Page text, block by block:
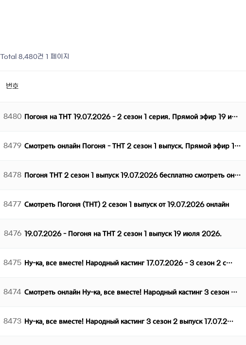
Total 8,480건 1 페이지
번호
8480 Погоня на ТНТ 19.07.2026 - 2 сезон 1 серия. Прямой эфир 19 и…
8479 Смотреть онлайн Погоня - ТНТ 2 сезон 1 выпуск. Прямой эфир 1…
8478 Погоня ТНТ 2 сезон 1 выпуск 19.07.2026 бесплатно смотреть он…
8477 Смотреть Погоня (ТНТ) 2 сезон 1 выпуск от 19.07.2026 онлайн
8476 19.07.2026 - Погоня на ТНТ 2 сезон 1 выпуск 19 июля 2026.
8475 Ну-ка, все вместе! Народный кастинг 17.07.2026 - 3 сезон 2 с…
8474 Смотреть онлайн Ну-ка, все вместе! Народный кастинг 3 сезон …
8473 Ну-ка, все вместе! Народный кастинг 3 сезон 2 выпуск 17.07.2…